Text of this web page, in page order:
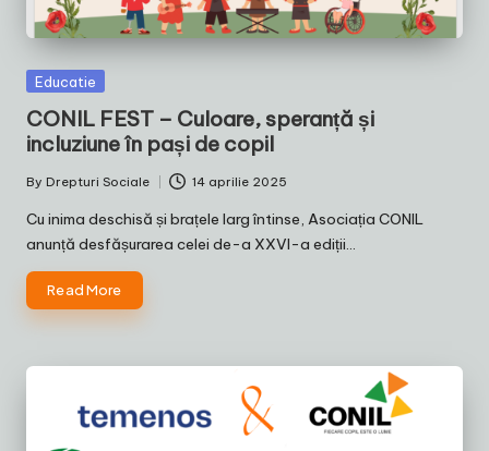
Posted
Educatie
CONIL FEST – Culoare, speranță și
incluziune în pași de copil
Posted
by
By Drepturi Sociale 14 aprilie 2025
Cu inima deschisă și brațele larg întinse, Asociația CONIL
anunță desfășurarea celei de-a XXVI-a ediții…
Read More